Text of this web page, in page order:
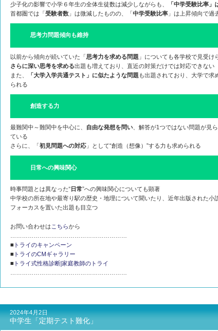
少子化の影響で小学６年生の全体生徒数は減少しながらも、
「中学受験比率
首都圏では「受験者数 」は微減したものの、「中学受験比率 」は上昇傾向で過
思考力問題傾向も維持
以前から傾向が続いていた「思考力を求める問題 」についても各学校で見受け
さらに深い思考を求める出題も増えており、直近の対策だけでは対応できない
また、
「大学入学共通テスト」に似たような問題 も出題されており、大学で求
られる
創造する力
最難関中～難関中を中心に、 自由な発想を問い、解答が1つではない問題が見
ている
さらに、「 初見問題への対応 」として“創造（想像）”する力も求められる
日常への興味関心
時事問題とは異なった“ 日常”への興味関心についても顕著
中学校の所在地や最寄り駅の歴史・地理について聞いたり、近年出版された小
フォーカスを置いた出題も目立つ
お問い合わせはこちらから
……………………………………………………
■ トライのキャンペーン
■ トライのCMギャラリー
■ トライ式性格診断|家庭教師のトライ
……………………………………………………
2024年4月2日
中学生「定期テスト難化」